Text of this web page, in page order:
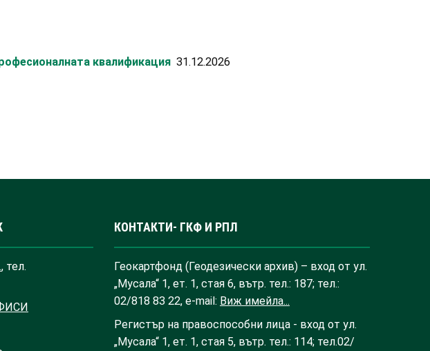
квалификация 31.12.2026
, тел.
КОНТАКТИ- ГКФ И РПЛ
Геокартфонд (Геодезически архив) – вход от ул.
„Мусала“ 1, ет. 1, стая 6, вътр. тел.: 187; тел.:
02/818 83 22, e-mail: Виж имейла...
Регистър на правоспособни лица - вход от ул.
„Мусала“ 1, ет. 1, стая 5, вътр. тел.: 114; тел.02/